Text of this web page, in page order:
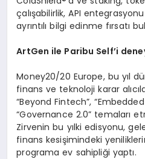
çalışabilirlik, API
ayrıntılı bilgi edinme fırsatı
ArtGen ile Paribu Self’i
Money20/20 Europe, bu yıl
finans ve teknoloji karar
“Beyond Fintech”,
“Governance 2.0” temaları
Zirvenin bu yılki edisyonu,
finans kesişimindeki
programa ev sahipliği yaptı.